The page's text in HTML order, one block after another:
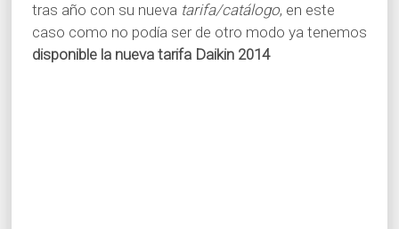
tras año con su nueva tarifa/catálogo, en este
caso como no podía ser de otro modo ya tenemos
disponible la nueva tarifa Daikin 2014